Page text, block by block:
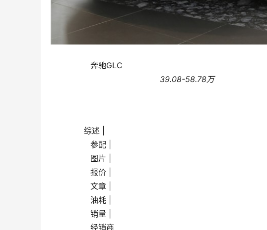
                奔驰GLC
                                            39.08-58.78万
综述 |
                参配 |
                图片 |
                报价 |
                文章 |
                油耗 |
                销量 |
                经销商